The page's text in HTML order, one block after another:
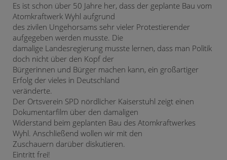
Es ist schon über 50 Jahre her, dass der geplante Bau vom
Atomkraftwerk Wyhl aufgrund
des zivilen Ungehorsams sehr vieler Protestierender
aufgegeben werden musste. Die
damalige Landesregierung musste lernen, dass man Politik
doch nicht über den Kopf der
Bürgerinnen und Bürger machen kann, ein großartiger
Erfolg der vieles in Deutschland
veränderte.
Der Ortsverein SPD nördlicher Kaiserstuhl zeigt einen
Dokumentarfilm über den damaligen
Widerstand beim geplanten Bau des Atomkraftwerkes
Wyhl. Anschließend wollen wir mit den
Zuschauern darüber diskutieren.
Eintritt frei!